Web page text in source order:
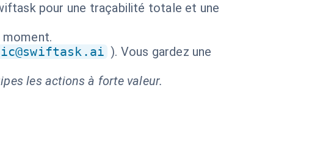
pour une traçabilité totale et une
). Vous gardez une
les actions à forte valeur.